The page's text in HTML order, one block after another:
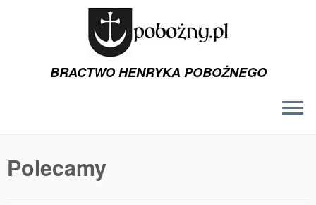
do
treści
BRACTWO HENRYKA POBOŻNEGO
Polecamy